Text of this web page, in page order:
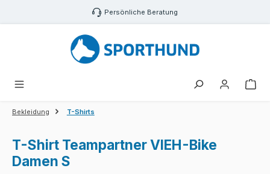
Zum Hauptinhalt springen Persönliche Beratung
Bekleidung T-Shirts
T-Shirt Teampartner VIEH-Bike
Damen S